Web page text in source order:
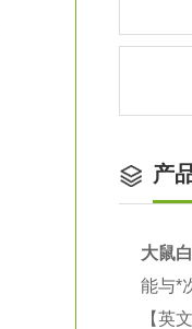
产
大鼠
能与*
【英